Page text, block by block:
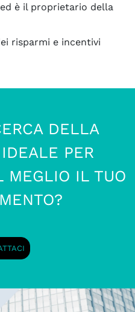
è il proprietario della
risparmi e incentivi
DELLA
PER
MEGLIO IL TUO